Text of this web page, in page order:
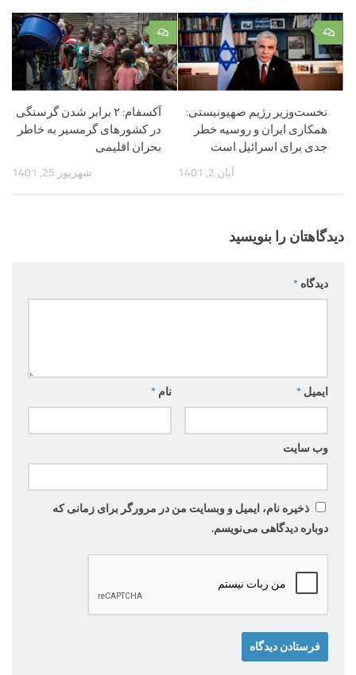
۰
آکسفام: ۲ برابر شدن گرسنگی
در کشورهای گرمسیر به خاطر
بحران اقلیمی
شهریور 25, 1401
۰
نخست‌وزیر رژیم صهیونیستی:
همکاری ایران و روسیه خطر
جدی برای اسرائیل است
آبان 2, 1401
دیدگاهتان را بنویسید
دیدگاه *
نام * ایمیل *
وب‌ سایت
ذخیره نام، ایمیل و وبسایت من در مرورگر برای زمانی که
دوباره دیدگاهی می‌نویسم.